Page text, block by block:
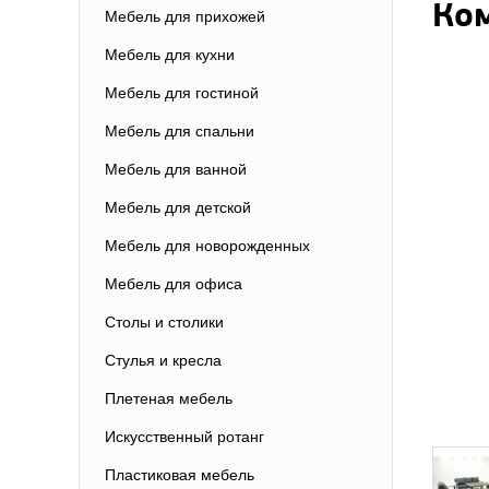
Мебель для прихожей
Мебель для кухни
Мебель для гостиной
Мебель для спальни
Мебель для ванной
Мебель для детской
Мебель для новорожденных
Мебель для офиса
Столы и столики
Стулья и кресла
Плетеная мебель
Искусственный ротанг
Пластиковая мебель